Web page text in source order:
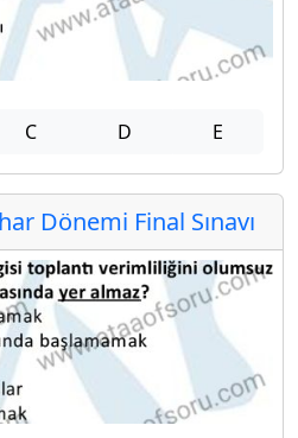
C D E
Dönemi Final Sınavı